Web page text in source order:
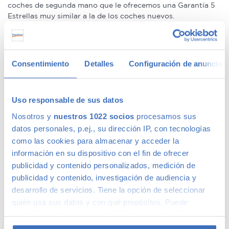
Consentimiento Detalles Configuración de anuncios
Uso responsable de sus datos
Nosotros y nuestros 1022 socios procesamos sus
datos personales, p.ej., su dirección IP, con tecnologías
como las cookies para almacenar y acceder la
información en su dispositivo con el fin de ofrecer
publicidad y contenido personalizados, medición de
publicidad y contenido, investigación de audiencia y
desarrollo de servicios. Tiene la opción de seleccionar
quién usa sus datos y con qué propósitos. Puede
momento desde la Declaración de cookies o clicando en
coches de segunda mano que le ofrecemos una Garantía 5
Estrellas muy similar a la de los coches nuevos.
Concesionario de ocasión multimarca
que mejor se adapte a tus necesidades, con la mejor
relación calidad-precio. O si lo prefieres, ven a vernos y te
aconsejamos.
Calidad Canalcar